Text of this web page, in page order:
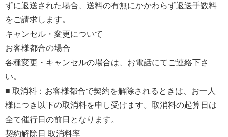
ずに返送された場合、送料の有無にかかわらず返送手数料
をご請求します。
キャンセル・変更について
お客様都合の場合
各種変更・キャンセルの場合は、お電話にてご連絡下さ
い。
■ 取消料：お客様都合で契約を解除されるときは、お一人
様につき以下の取消料を申し受けます。取消料の起算日は
全て催行日の前日となります。
契約解除日 取消料率